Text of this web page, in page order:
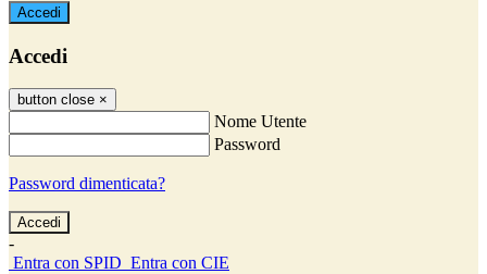
Accedi
Accedi
button close ×
Nome Utente
Password
Password dimenticata?
-
Entra con SPID Entra con CIE